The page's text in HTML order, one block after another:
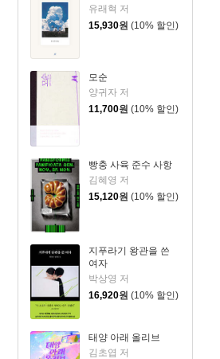
유래혁 저
15,930원 (10% 할인)
모순
양귀자 저
11,700원 (10% 할인)
빵충 사육 준수 사항
김혜영 저
15,120원 (10% 할인)
지푸라기 왕관을 쓴
여자
박상영 저
16,920원 (10% 할인)
태양 아래 올리브
김초엽 저